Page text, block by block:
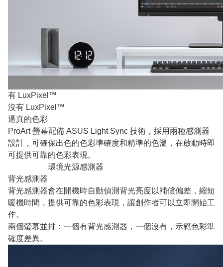
有 LuxPixel™
沒有 LuxPixel™
逼真的色彩
ProArt 螢幕配備 ASUS Light Sync 技術，採用兩種感測器
設計，可確保出色的色彩準確度和精準的色溫，在啟動時即
可提供可靠的色彩表現。
環境光源感測器
背光感測器
背光感測器會在開機時自動偵測背光亮度以補償偏差，縮短
暖機時間，提供可靠的色彩表現，讓創作者可以立即開始工
作。
兩個螢幕並排：一個有背光感測器，一個沒有，示範色彩準
確度差異。